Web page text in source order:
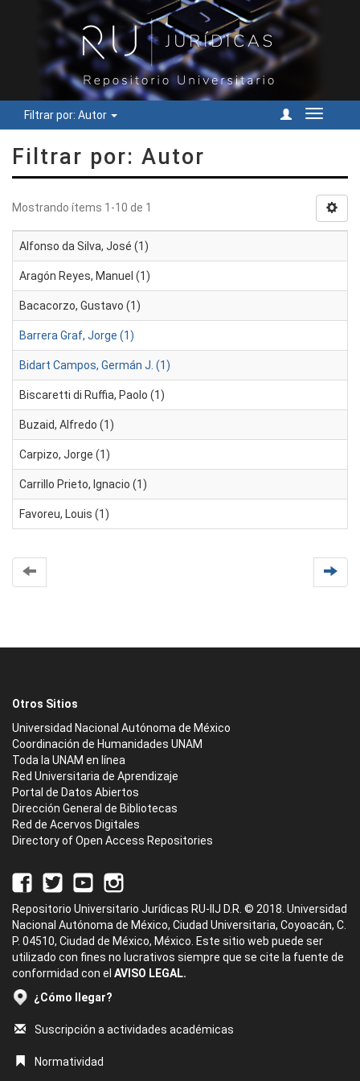
Filtrar por: Autor
Cambiar
Filtrar por: Autor
Mostrando ítems 1-10 de 1
Alfonso da Silva, José (1)
Aragón Reyes, Manuel (1)
Bacacorzo, Gustavo (1)
Barrera Graf, Jorge (1)
Bidart Campos, Germán J. (1)
Biscaretti di Ruffia, Paolo (1)
Buzaid, Alfredo (1)
Carpizo, Jorge (1)
Carrillo Prieto, Ignacio (1)
Favoreu, Louis (1)
Otros Sitios
Universidad Nacional Autónoma de México
Coordinación de Humanidades UNAM
Toda la UNAM en línea
Red Universitaria de Aprendizaje
Portal de Datos Abiertos
Dirección General de Bibliotecas
Red de Acervos Digitales
Directory of Open Access Repositories
Repositorio Universitario Jurídicas RU-IIJ D.R. © 2018. Universidad
Nacional Autónoma de México, Ciudad Universitaria, Coyoacán, C.
P. 04510, Ciudad de México, México. Este sitio web puede ser
utilizado con fines no lucrativos siempre que se cite la fuente de
conformidad con el AVISO LEGAL.
¿Cómo llegar?
Suscripción a actividades académicas
Normatividad